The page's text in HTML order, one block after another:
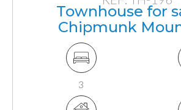
Townhouse for
Chipmunk
Antigua,
3